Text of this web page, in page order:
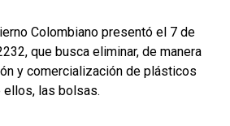
Colombiano presentó el 7 de
que busca eliminar, de manera
y comercialización de plásticos
ellos, las bolsas.